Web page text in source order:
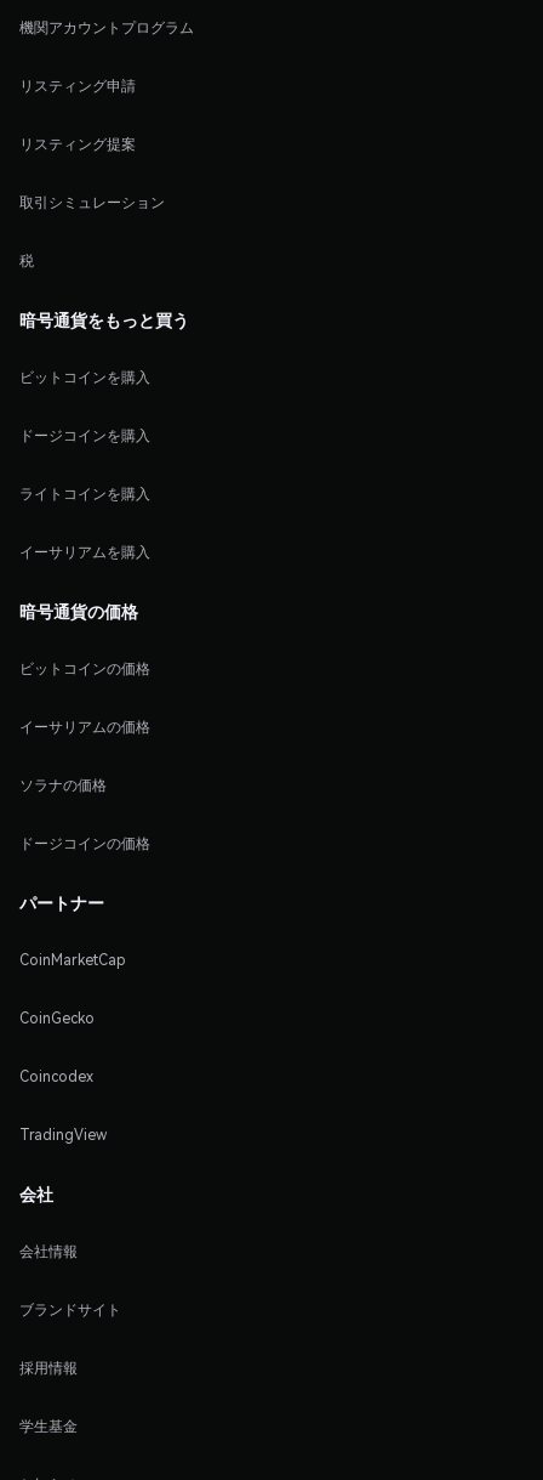
機関アカウントプログラム
リスティング申請
リスティング提案
取引シミュレーション
税
暗号通貨をもっと買う
ビットコインを購入
ドージコインを購入
ライトコインを購入
イーサリアムを購入
暗号通貨の価格
ビットコインの価格
イーサリアムの価格
ソラナの価格
ドージコインの価格
パートナー
CoinMarketCap
CoinGecko
Coincodex
TradingView
会社
会社情報
ブランドサイト
採用情報
学生基金